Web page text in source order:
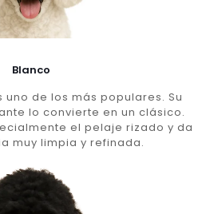
Blanco
uno de los más populares. Su
lo convierte en un clásico.
el pelaje rizado y da
muy limpia y refinada.